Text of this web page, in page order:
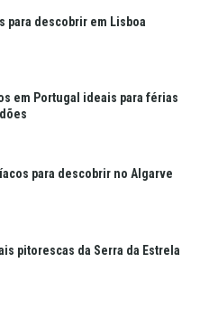
para descobrir em Lisboa
em Portugal ideais para férias
para descobrir no Algarve
pitorescas da Serra da Estrela